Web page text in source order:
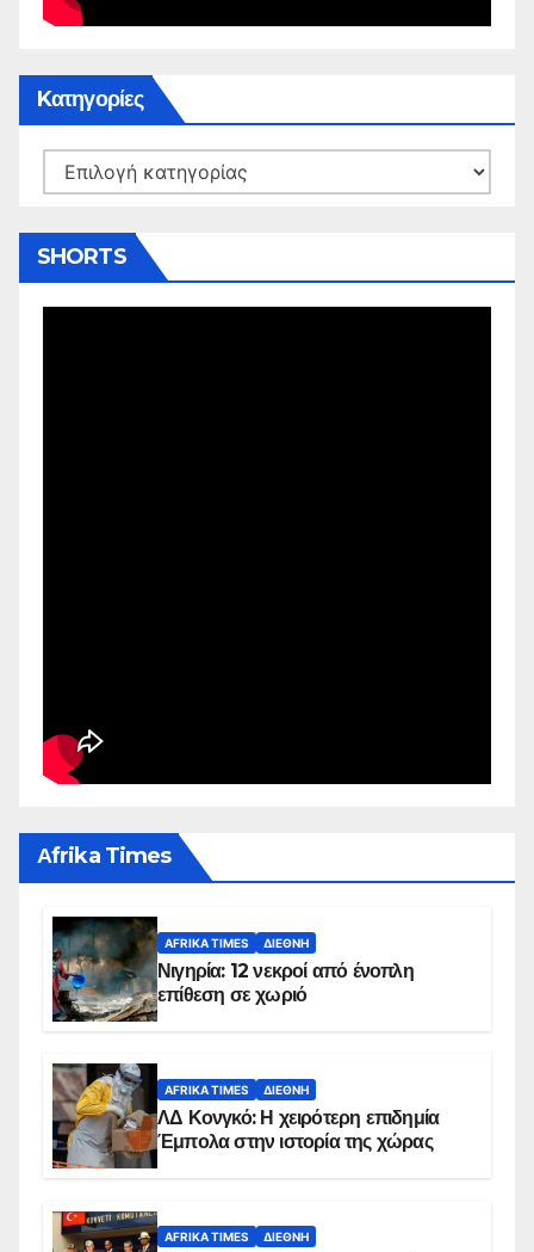
Kατηγορίες
Kατηγορίες
SHORTS
Αfrika Times
AFRIKA TIMES ΔΙΕΘΝΉ
Νιγηρία: 12 νεκροί από ένοπλη
επίθεση σε χωριό
AFRIKA TIMES ΔΙΕΘΝΉ
ΛΔ Κονγκό: Η χειρότερη επιδημία
Έμπολα στην ιστορία της χώρας
AFRIKA TIMES ΔΙΕΘΝΉ